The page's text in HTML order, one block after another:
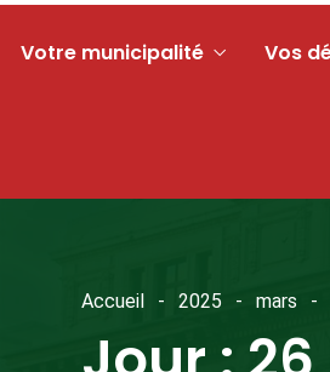
Votre municipalité Vos
Accueil 2025 mars